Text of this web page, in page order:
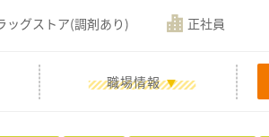
ッグストア(調剤あり) 正社員
職場情報